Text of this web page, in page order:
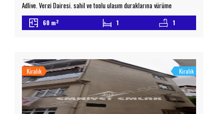
Adliye, Vergi Dairesi, sahil ve toplu ulaşım duraklarına yürüme
mesafesindedir.
Sıfır daire Full eşyalı
Merkezi konum
Otopark sorunu yok
Ulaşım noktalarına yakın Konforlu ve avantajlı
Taşınmaz Ticaret Yetki Belgesi No: […]
60 m2 1 1
Kiralık Kiralık